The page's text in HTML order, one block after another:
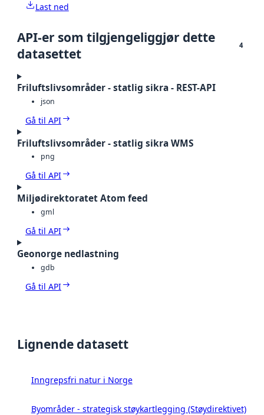
Last ned
API-er som tilgjengeliggjør dette
datasettet
4
Friluftslivsområder - statlig sikra - REST-API
json
Gå til API
Friluftslivsområder - statlig sikra WMS
png
Gå til API
Miljødirektoratet Atom feed
gml
Gå til API
Geonorge nedlastning
gdb
Gå til API
Lignende datasett
Inngrepsfri natur i Norge
Byområder - strategisk støykartlegging (Støydirektivet)